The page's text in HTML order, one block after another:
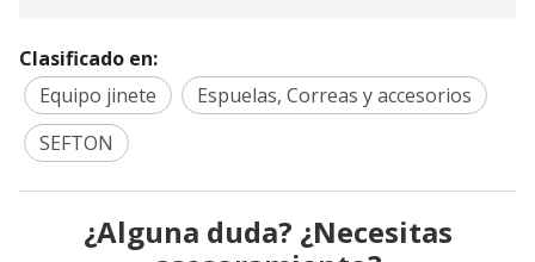
Clasificado en:
Equipo jinete
Espuelas, Correas y accesorios
SEFTON
¿Alguna duda? ¿Necesitas